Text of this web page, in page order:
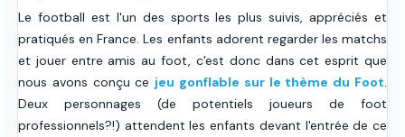
Le football est l'un des sports les plus suivis, appréciés et
pratiqués en France. Les enfants adorent regarder les matchs
et jouer entre amis au foot, c'est donc dans cet esprit que
nous avons conçu ce jeu gonflable sur le thème du Foot.
Deux personnages (de potentiels joueurs de foot
professionnels?!) attendent les enfants devant l'entrée de ce